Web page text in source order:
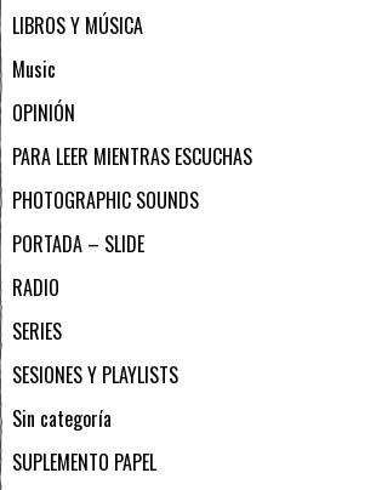
LIBROS Y MÚSICA
Music
OPINIÓN
PARA LEER MIENTRAS ESCUCHAS
PHOTOGRAPHIC SOUNDS
PORTADA – SLIDE
RADIO
SERIES
SESIONES Y PLAYLISTS
Sin categoría
SUPLEMENTO PAPEL